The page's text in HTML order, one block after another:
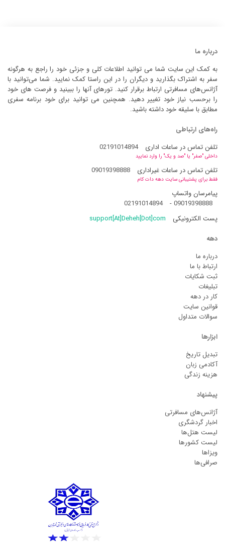
درباره ما
به کمک این سایت شما می توانید اطلاعات کلی و جزئی خود را راجع به هرگونه
سفر به اشتراک بگذارید و دیگران را در این راستا کمک نمایید. شما می‌توانید با
آژانس‌های مسافرتی ارتباط برقرار کنید. تورهای آنها را ببینید و فرصت های خود
را برحسب نیاز خود تغییر دهید. همچنین می توانید برای خود برنامه سفری
مطابق با سلیقه خود داشته باشید.
راه‌های ارتباطی
تلفن تماس در ساعات اداری
02191014894
داخلی "صفر" یا "صد و یک" را وارد نمایید
تلفن تماس در ساعات غیراداری 09019398888
فقط برای پشتیبانی سایت دهه دات کام
پیامرسان واتساپ
09019398888
-
02191014894
پست الکترونیکی
support[At]Deheh[Dot]com
دهه
درباره ما
ارتباط با ما
ثبت شکایات
تبلیغات
کار در دهه
قوانین سایت
سوالات متداول
ابزارها
تبدیل تاریخ
آکادمی زبان
هزینه زندگی
پیشنهاد
آژانس‌های مسافرتی
اخبار گردشگری
لیست هتل‌ها
لیست کشورها
ویزاها
صرافی‌ها